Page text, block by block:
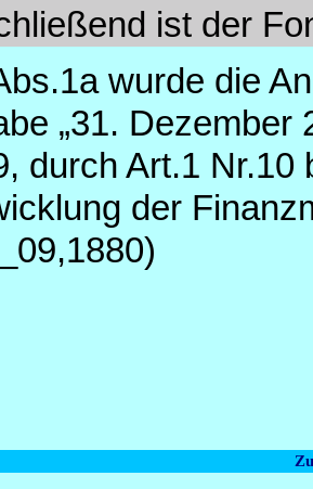
ist der
wurde die
„31. Dezember
durch Art.1
der